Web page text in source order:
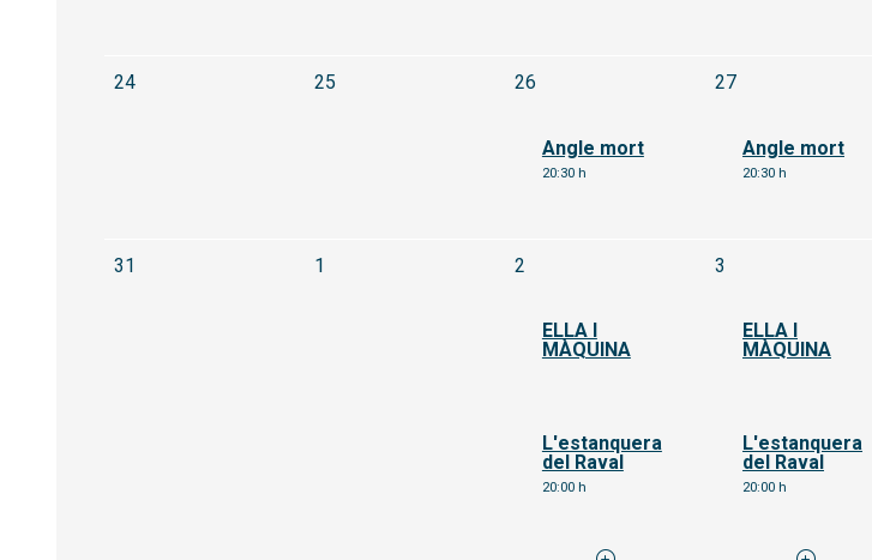
24 25 26
Angle mort
20:30 h
27Dijous 27 d'agost
Angle mort
20:30 h
31 1 2 Dimecres 2 de setembre
ELLA I
MÀQUINA
L'estanquera
del Raval
20:00 h
3
ELLA I
MÀQUINA
L'estanquera
del Raval
20:00 h